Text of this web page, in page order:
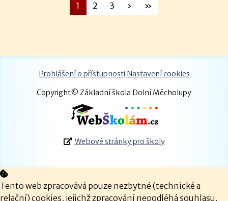
1 2 3 › »
Prohlášení o přístupnosti Nastavení cookies
Copyright© Základní škola Dolní Měcholupy
Webové stránky pro školy
Tento web zpracovává pouze nezbytné (technické a
relační) cookies, jejichž zpracování nepodléhá souhlasu.